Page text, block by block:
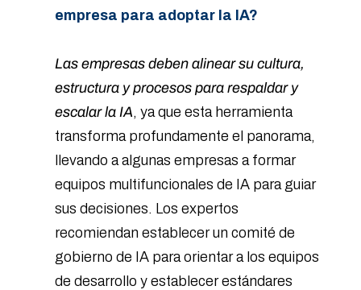
empresa para adoptar la IA?
Las empresas deben alinear su cultura,
estructura y procesos para respaldar y
escalar la IA, ya que esta herramienta
transforma profundamente el panorama,
llevando a algunas empresas a formar
equipos multifuncionales de IA para guiar
sus decisiones. Los expertos
recomiendan establecer un comité de
gobierno de IA para orientar a los equipos
de desarrollo y establecer estándares